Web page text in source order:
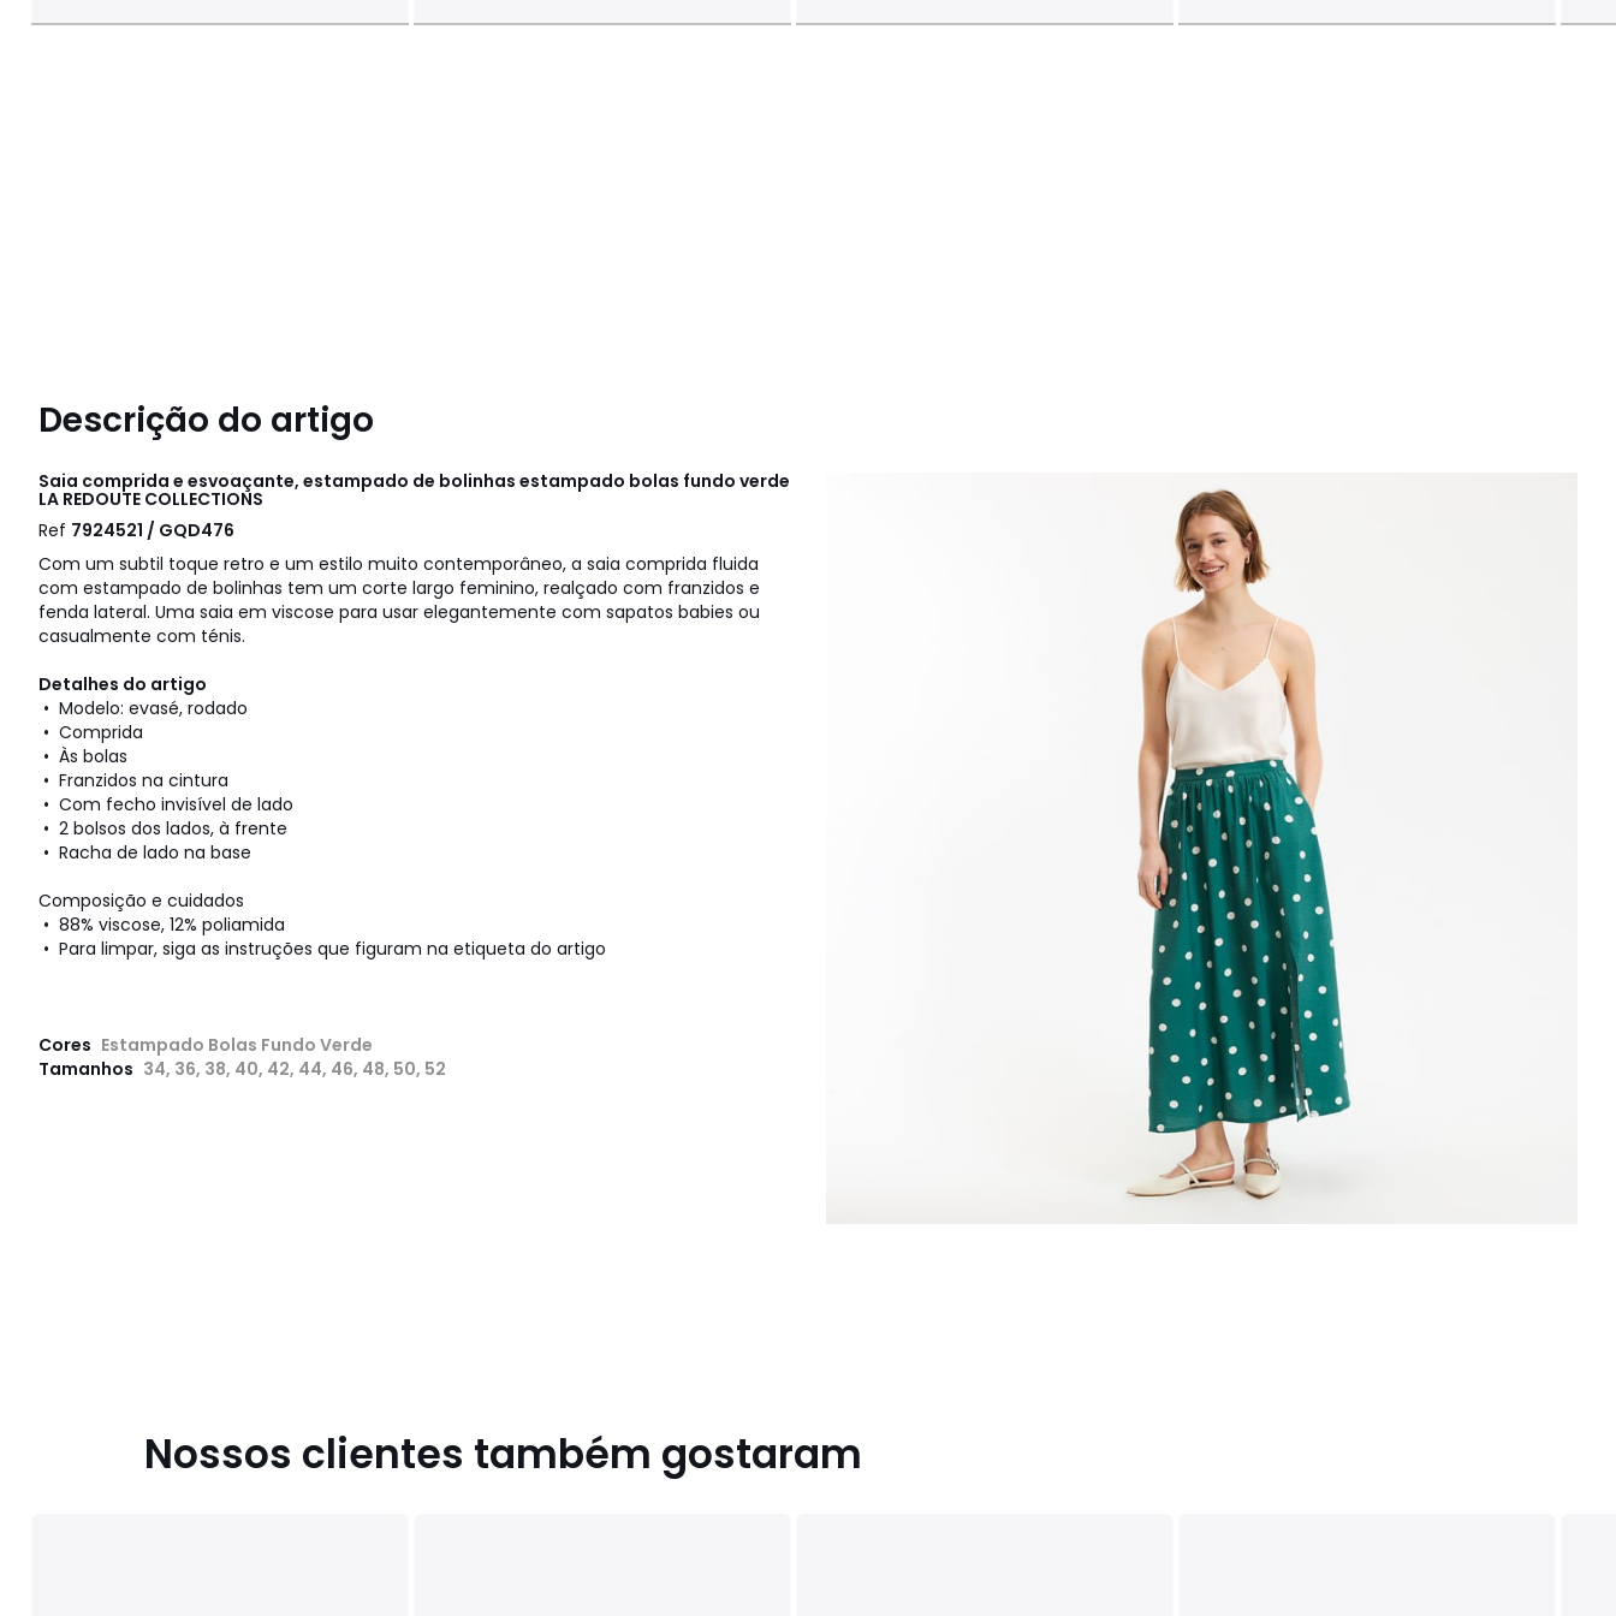
Descrição do artigo
Saia comprida e esvoaçante, estampado de bolinhas estampado bolas fundo verde
LA REDOUTE COLLECTIONS
Ref 7924521 / GQD476
Com um subtil toque retro e um estilo muito contemporâneo, a saia comprida fluida
com estampado de bolinhas tem um corte largo feminino, realçado com franzidos e
fenda lateral. Uma saia em viscose para usar elegantemente com sapatos babies ou
casualmente com ténis.
Detalhes do artigo
• Modelo: evasé, rodado
• Comprida
• Às bolas
• Franzidos na cintura
• Com fecho invisível de lado
• 2 bolsos dos lados, à frente
• Racha de lado na base
Composição e cuidados
• 88% viscose, 12% poliamida
• Para limpar, siga as instruções que figuram na etiqueta do artigo
Cores Estampado Bolas Fundo Verde
Tamanhos 34, 36, 38, 40, 42, 44, 46, 48, 50, 52
Nossos clientes também gostaram